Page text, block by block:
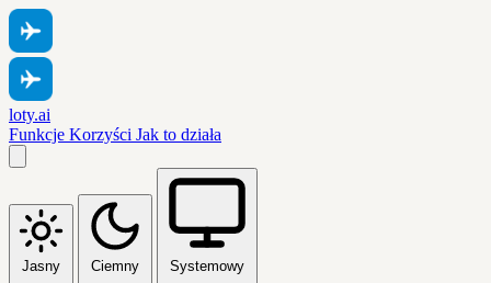
loty.ai
Funkcje Korzyści Jak to działa
Jasny Ciemny Systemowy